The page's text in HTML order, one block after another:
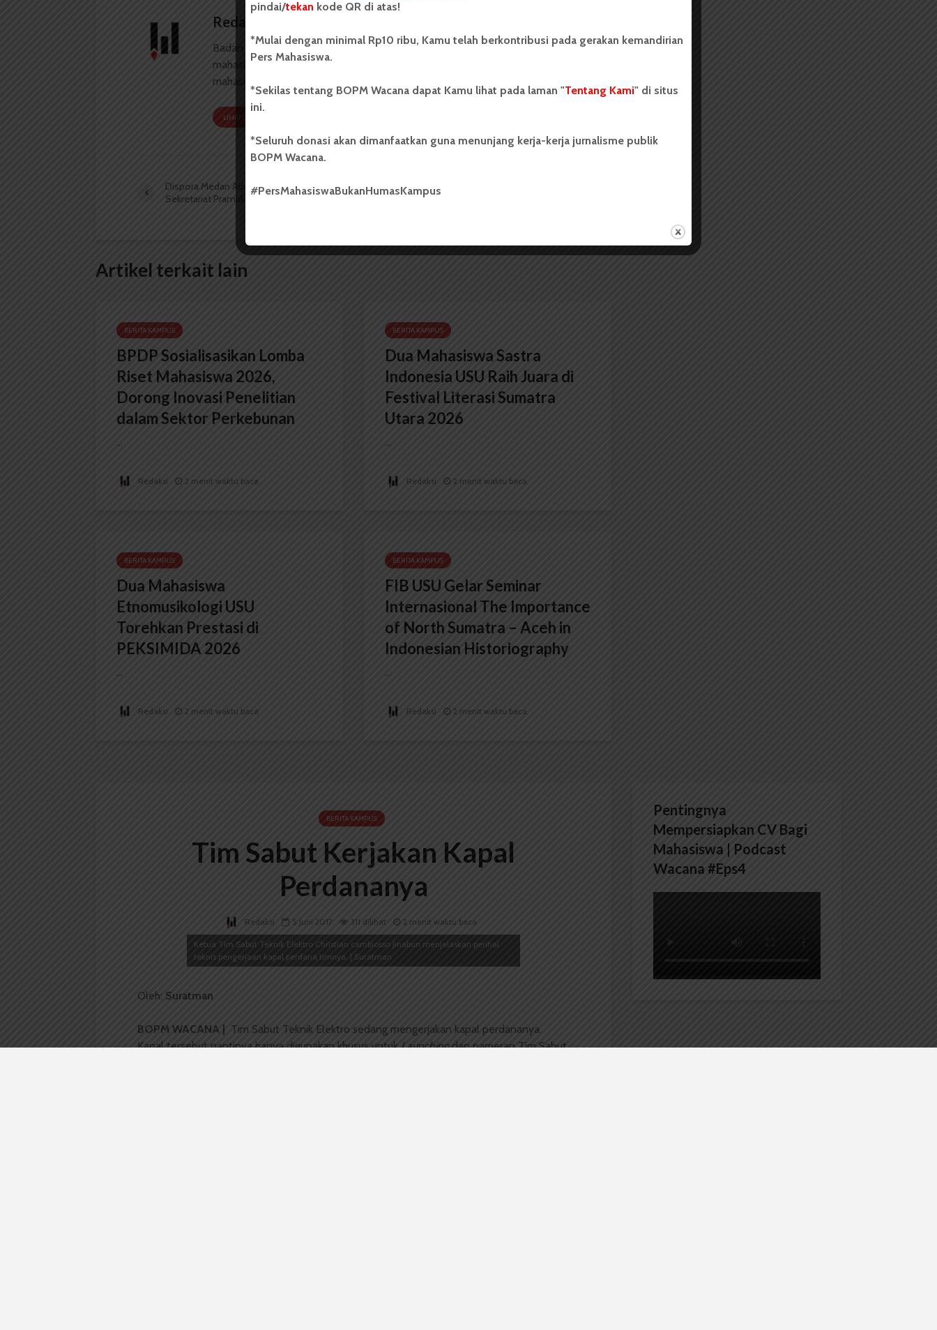
Redaksi
Badan Otonom Pers Mahasiswa (BOPM) Wacana merupakan pers
mahasiswa yang berdiri di luar kampus dan dikelola secara mandiri oleh
mahasiswa Universitas Sumatera Utara (USU).
LIHAT SEMUA ARTIKEL
Dispora Medan Adakan PKP di
Sekretariat Pramuka USU
Tim Sabut Kerjakan Kapal
Artikel terkait lain
BERITA KAMPUS
BPDP Sosialisasikan Lomba
Riset Mahasiswa 2026,
Dorong Inovasi Penelitian
dalam Sektor Perkebunan
...
Redaksi 2 menit waktu baca
BERITA KAMPUS
Dua Mahasiswa Sastra
Indonesia USU Raih Juara di
Festival Literasi Sumatra
Utara 2026
...
Redaksi 2 menit waktu baca
BERITA KAMPUS
Dua Mahasiswa
Etnomusikologi USU
Torehkan Prestasi di
PEKSIMIDA 2026
...
Redaksi 2 menit waktu baca
BERITA KAMPUS
FIB USU Gelar Seminar
Internasional The Importance
of North Sumatra – Aceh in
Indonesian Historiography
...
Redaksi 2 menit waktu baca
BERITA KAMPUS
Tim Sabut Kerjakan Kapal
Perdananya
Redaksi 5 Juni 2017 311 dilihat 2 menit waktu baca
Ketua Tim Sabut Teknik Elektro Christian cambiosso Jinabun menjelaskan perihal
teknis pengerjaan kapal perdana timnya. | Suratman
Oleh: Suratman
BOPM WACANA |
Tim Sabut Teknik Elektro sedang mengerjakan kapal perdananya.
Kapal tersebut nantinya hanya digunakan khusus untukLaunchingdan pameran Tim Sabut
Pentingnya
Mempersiapkan CV Bagi
Mahasiswa | Podcast
Wacana #Eps4
pindai/tekan kode QR di atas!
*Mulai dengan minimal Rp10 ribu, Kamu telah berkontribusi pada gerakan kemandirian
Pers Mahasiswa.
*Sekilas tentang BOPM Wacana dapat Kamu lihat pada laman "Tentang Kami" di situs
ini.
*Seluruh donasi akan dimanfaatkan guna menunjang kerja-kerja jurnalisme publik
BOPM Wacana.
#PersMahasiswaBukanHumasKampus